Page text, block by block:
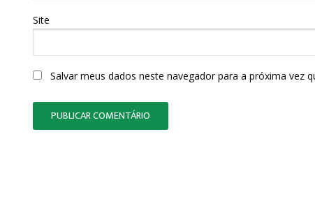
Site
Salvar meus dados neste navegador para a próxima vez